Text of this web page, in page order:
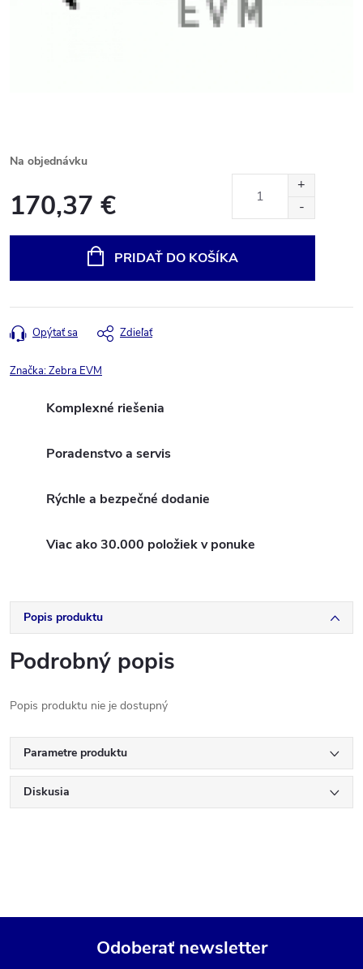
Na objednávku
170,37 €
PRIDAŤ DO KOŠÍKA
Opýtať sa Zdieľať
Značka:Zebra EVM
Komplexné riešenia
Poradenstvo a servis
Rýchle a bezpečné dodanie
Viac ako 30.000 položiek v ponuke
Popis produktu
Podrobný popis
Popis produktu nie je dostupný
Parametre produktu
Diskusia
Odoberať newsletter